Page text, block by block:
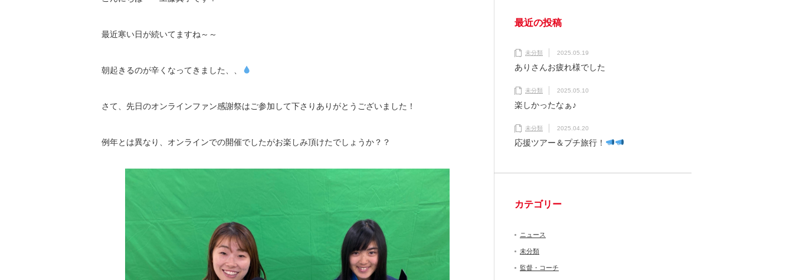
最近寒い日が続いてますね～～
朝起きるのが辛くなってきました、、
さて、先日のオンラインファン感謝祭はご参加して下さりありがとうございました！
例年とは異なり、オンラインでの開催でしたがお楽しみ頂けたでしょうか？？
最近の投稿
未分類 2025.05.19
ありさんお疲れ様でした
未分類 2025.05.10
楽しかったなぁ♪
未分類 2025.04.20
応援ツアー＆プチ旅行！
カテゴリー
ニュース
未分類
監督・コーチ